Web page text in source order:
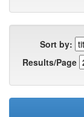
Sort by:
Results/Page